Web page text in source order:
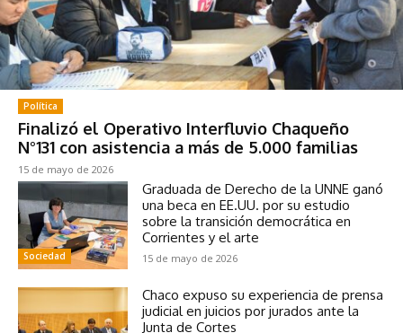
Política
Finalizó el Operativo Interfluvio Chaqueño
N°131 con asistencia a más de 5.000 familias
15 de mayo de 2026
Sociedad
Graduada de Derecho de la UNNE ganó
una beca en EE.UU. por su estudio
sobre la transición democrática en
Corrientes y el arte
15 de mayo de 2026
Chaco expuso su experiencia de prensa
judicial en juicios por jurados ante la
Junta de Cortes